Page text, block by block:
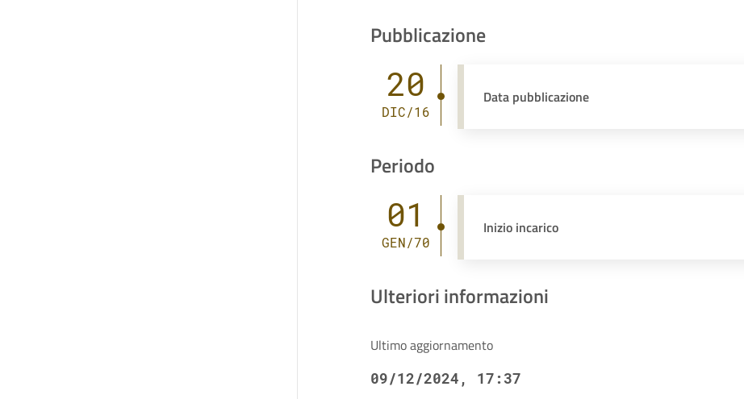
Pubblicazione
20
DIC/16
Data pubblicazione
Periodo
01
GEN/70
Inizio incarico
Ulteriori informazioni
Ultimo aggiornamento
09/12/2024, 17:37